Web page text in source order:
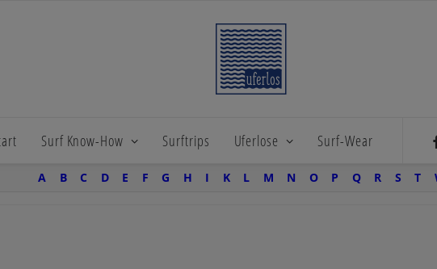
Surf Know-How Surftrips Uferlose Surf-Wear
A B C D E F G H I K L M N O P Q R S T